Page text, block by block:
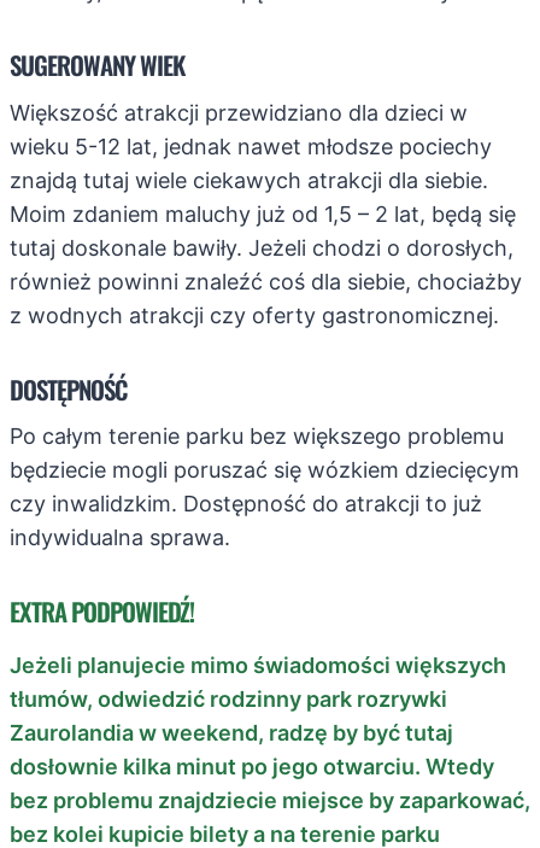
SUGEROWANY WIEK
Większość atrakcji przewidziano dla dzieci w
wieku 5-12 lat, jednak nawet młodsze pociechy
znajdą tutaj wiele ciekawych atrakcji dla siebie.
Moim zdaniem maluchy już od 1,5 – 2 lat, będą się
tutaj doskonale bawiły. Jeżeli chodzi o dorosłych,
również powinni znaleźć coś dla siebie, chociażby
z wodnych atrakcji czy oferty gastronomicznej.
DOSTĘPNOŚĆ
Po całym terenie parku bez większego problemu
będziecie mogli poruszać się wózkiem dziecięcym
czy inwalidzkim. Dostępność do atrakcji to już
indywidualna sprawa.
EXTRA PODPOWIEDŹ!
Jeżeli planujecie mimo świadomości większych
tłumów, odwiedzić rodzinny park rozrywki
Zaurolandia w weekend, radzę by być tutaj
dosłownie kilka minut po jego otwarciu. Wtedy
bez problemu znajdziecie miejsce by zaparkować,
bez kolei kupicie bilety a na terenie parku